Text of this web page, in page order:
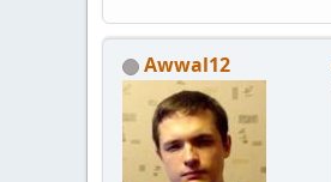
Awwal12